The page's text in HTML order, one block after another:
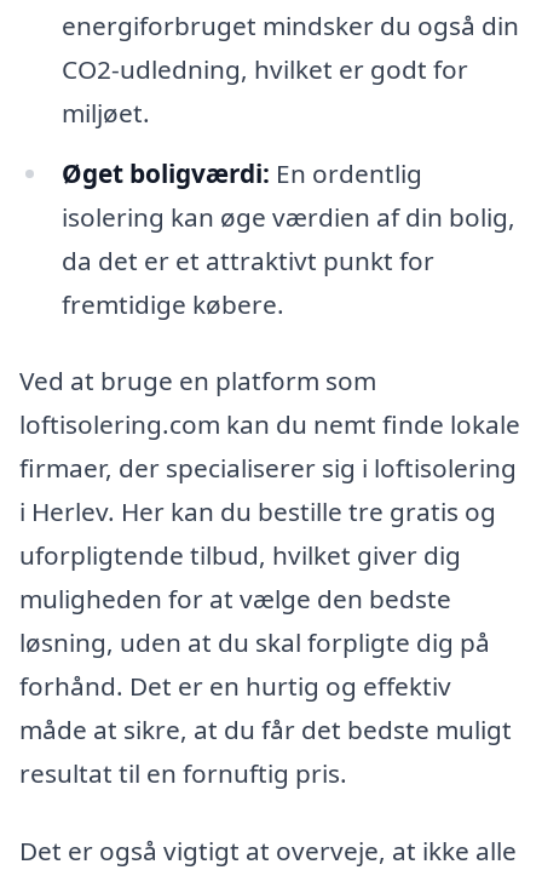
energiforbruget mindsker du også din
CO2-udledning, hvilket er godt for
miljøet.
Øget boligværdi: En ordentlig
isolering kan øge værdien af din bolig,
da det er et attraktivt punkt for
fremtidige købere.
Ved at bruge en platform som
loftisolering.com kan du nemt finde lokale
firmaer, der specialiserer sig i loftisolering
i Herlev. Her kan du bestille tre gratis og
uforpligtende tilbud, hvilket giver dig
muligheden for at vælge den bedste
løsning, uden at du skal forpligte dig på
forhånd. Det er en hurtig og effektiv
måde at sikre, at du får det bedste muligt
resultat til en fornuftig pris.
Det er også vigtigt at overveje, at ikke alle